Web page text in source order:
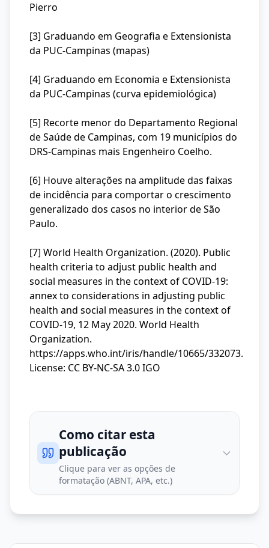
Pierro
[3] Graduando em Geografia e Extensionista
da PUC-Campinas (mapas)
[4] Graduando em Economia e Extensionista
da PUC-Campinas (curva epidemiológica)
[5] Recorte menor do Departamento Regional
de Saúde de Campinas, com 19 municípios do
DRS-Campinas mais Engenheiro Coelho.
[6] Houve alterações na amplitude das faixas
de incidência para comportar o crescimento
generalizado dos casos no interior de São
Paulo.
[7] World Health Organization. (‎2020)‎. Public
health criteria to adjust public health and
social measures in the context of COVID-19:
annex to considerations in adjusting public
health and social measures in the context of
COVID-19, 12 May 2020. World Health
Organization.
https://apps.who.int/iris/handle/10665/332073.
License: CC BY-NC-SA 3.0 IGO
Como citar esta
publicação
Clique para ver as opções de
formatação (ABNT, APA, etc.)